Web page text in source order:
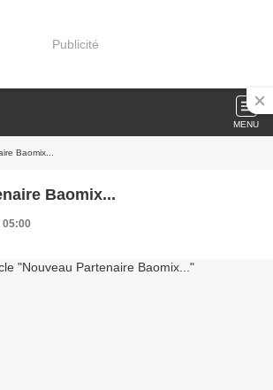
Publicité
MENU
Baomix...
Baomix...
05:00